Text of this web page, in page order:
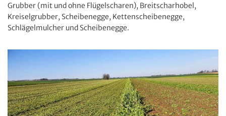
Grubber (mit und ohne Flügelscharen), Breitscharhobel,
Kreiselgrubber, Scheibenegge, Kettenscheibenegge,
Schlägelmulcher und Scheibenegge.